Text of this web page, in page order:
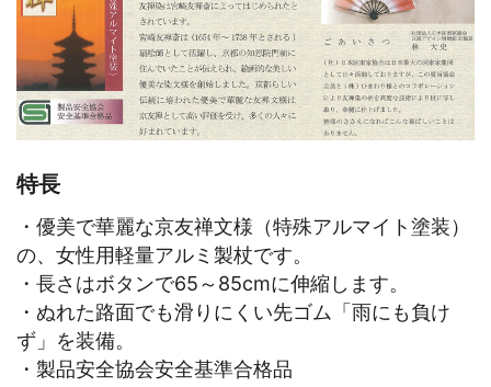
特長
・優美で華麗な京友禅文様（特殊アルマイト塗装）
の、女性用軽量アルミ製杖です。
・長さはボタンで65～85cmに伸縮します。
・ぬれた路面でも滑りにくい先ゴム「雨にも負け
ず」を装備。
・製品安全協会安全基準合格品